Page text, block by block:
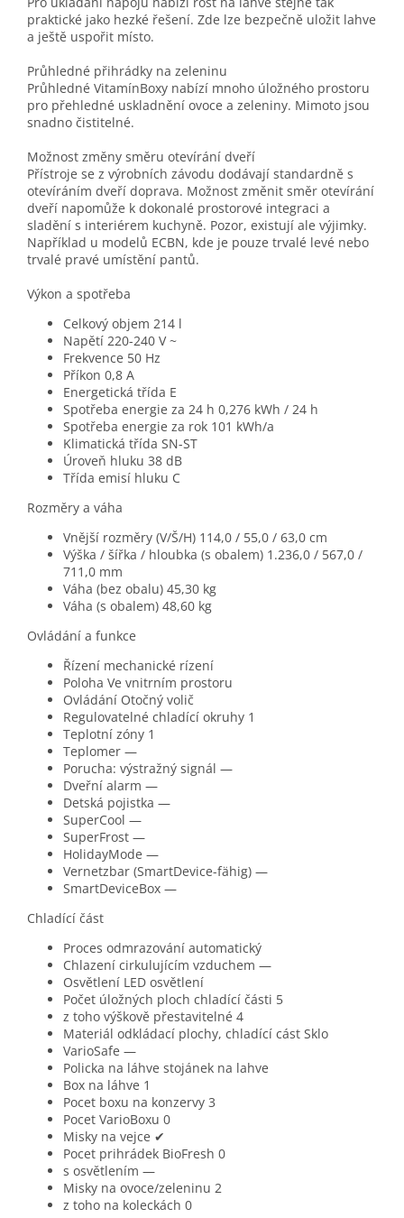
praktické jako hezké řešení. Zde lze bezpečně uložit lahve
a ještě uspořit místo.
Průhledné přihrádky na zeleninu
Průhledné VitamínBoxy nabízí mnoho úložného prostoru
pro přehledné uskladnění ovoce a zeleniny. Mimoto jsou
snadno čistitelné.
Možnost změny směru otevírání dveří
Přístroje se z výrobních závodu dodávají standardně s
otevíráním dveří doprava. Možnost změnit směr otevírání
dveří napomůže k dokonalé prostorové integraci a
sladění s interiérem kuchyně. Pozor, existují ale výjimky.
Například u modelů ECBN, kde je pouze trvalé levé nebo
trvalé pravé umístění pantů.
Výkon a spotřeba
Celkový objem 214 l
Napětí 220-240 V ~
Frekvence 50 Hz
Příkon 0,8 A
Energetická třída E
Spotřeba energie za 24 h 0,276 kWh / 24 h
Spotřeba energie za rok 101 kWh/a
Klimatická třída SN-ST
Úroveň hluku 38 dB
Třída emisí hluku C
Rozměry a váha
Vnější rozměry (V/Š/H) 114,0 / 55,0 / 63,0 cm
Výška / šířka / hloubka (s obalem) 1.236,0 / 567,0 /
711,0 mm
Váha (bez obalu) 45,30 kg
Váha (s obalem) 48,60 kg
Ovládání a funkce
Řízení mechanické rízení
Poloha Ve vnitrním prostoru
Ovládání Otočný volič
Regulovatelné chladící okruhy 1
Teplotní zóny 1
Teplomer —
Porucha: výstražný signál —
Dveřní alarm —
Detská pojistka —
SuperCool —
SuperFrost —
HolidayMode —
Vernetzbar (SmartDevice-fähig) —
SmartDeviceBox —
Chladící část
Proces odmrazování automatický
Chlazení cirkulujícím vzduchem —
Osvětlení LED osvětlení
Počet úložných ploch chladící části 5
z toho výškově přestavitelné 4
Materiál odkládací plochy, chladící cást Sklo
VarioSafe —
Policka na láhve stojánek na lahve
Box na láhve 1
Pocet boxu na konzervy 3
Pocet VarioBoxu 0
Misky na vejce ✔
Pocet prihrádek BioFresh 0
s osvětlením —
Misky na ovoce/zeleninu 2
z toho na koleckách 0